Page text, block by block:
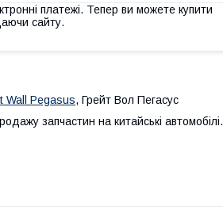
платежі. Тепер ви можете купити
сайту.
Wall Pegasus, Грейт Вол Пегасус
запчастин на китайські автомобілі.